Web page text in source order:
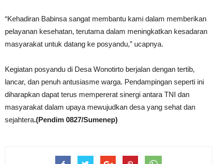
“Kehadiran Babinsa sangat membantu kami dalam memberikan
pelayanan kesehatan, terutama dalam meningkatkan kesadaran
masyarakat untuk datang ke posyandu,” ucapnya.
Kegiatan posyandu di Desa Wonotirto berjalan dengan tertib,
lancar, dan penuh antusiasme warga. Pendampingan seperti ini
diharapkan dapat terus mempererat sinergi antara TNI dan
masyarakat dalam upaya mewujudkan desa yang sehat dan
sejahtera.(Pendim 0827/Sumenep)